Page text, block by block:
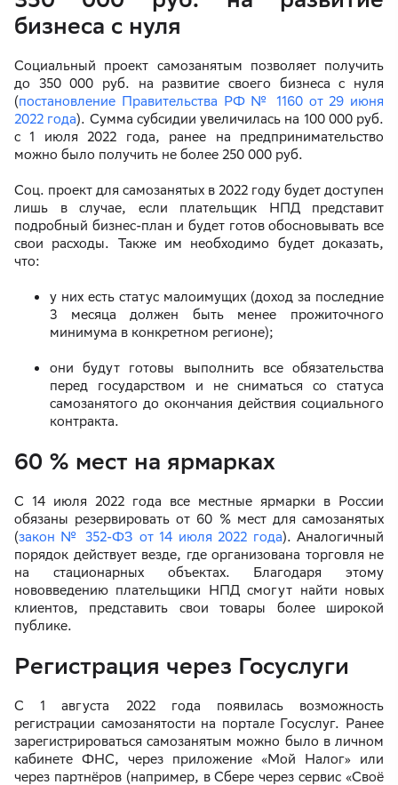
бизнеса с нуля
Социальный проект самозанятым позволяет получить
до 350 000 руб. на развитие своего бизнеса с нуля
(постановление Правительства РФ № 1160 от 29 июня
2022 года). Сумма субсидии увеличилась на 100 000 руб.
с 1 июля 2022 года, ранее на предпринимательство
можно было получить не более 250 000 руб.
Соц. проект для самозанятых в 2022 году будет доступен
лишь в случае, если плательщик НПД представит
подробный бизнес-план и будет готов обосновывать все
свои расходы. Также им необходимо будет доказать,
что:
у них есть статус малоимущих (доход за последние
3 месяца должен быть менее прожиточного
минимума в конкретном регионе);
они будут готовы выполнить все обязательства
перед государством и не сниматься со статуса
самозанятого до окончания действия социального
контракта.
60 % мест на ярмарках
С 14 июля 2022 года все местные ярмарки в России
обязаны резервировать от 60 % мест для самозанятых
(закон № 352-ФЗ от 14 июля 2022 года). Аналогичный
порядок действует везде, где организована торговля не
на стационарных объектах. Благодаря этому
нововведению плательщики НПД смогут найти новых
клиентов, представить свои товары более широкой
публике.
Регистрация через Госуслуги
С 1 августа 2022 года появилась возможность
регистрации самозанятости на портале Госуслуг. Ранее
зарегистрироваться самозанятым можно было в личном
кабинете ФНС, через приложение «Мой Налог» или
через партнёров (например, в Сбере через сервис «Своё